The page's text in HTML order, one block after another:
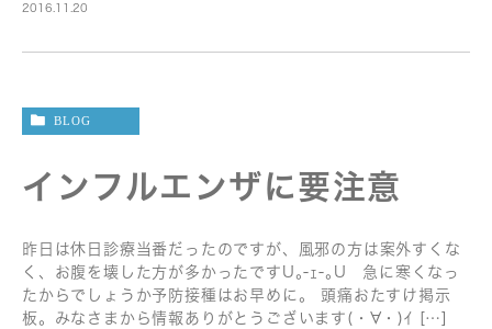
2016.11.20
BLOG
インフルエンザに要注意
昨日は休日診療当番だったのですが、風邪の方は案外すくな
く、お腹を壊した方が多かったですU｡-ｪ-｡U 急に寒くなっ
たからでしょうか予防接種はお早めに。 頭痛おたすけ掲示
板。みなさまから情報ありがとうございます(・∀・)ｲ […]